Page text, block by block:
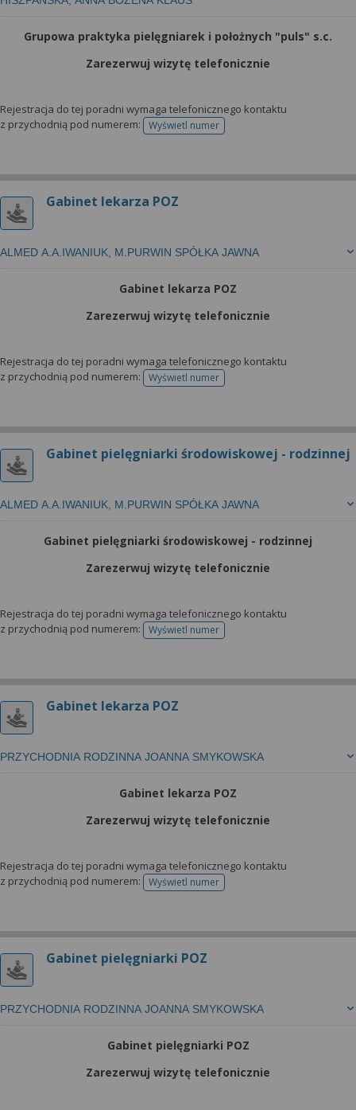
Grupowa praktyka pielęgniarek i położnych "puls" s.c.
Zarezerwuj wizytę telefonicznie
Rejestracja do tej poradni wymaga telefonicznego kontaktu
z przychodnią pod numerem:
Wyświetl numertelefonu do rejestracji
Gabinet lekarza POZ
ALMED A.A.IWANIUK, M.PURWIN SPÓŁKA JAWNA
Gabinet lekarza POZ
Zarezerwuj wizytę telefonicznie
Rejestracja do tej poradni wymaga telefonicznego kontaktu
z przychodnią pod numerem:
Wyświetl numertelefonu do rejestracji
Gabinet pielęgniarki środowiskowej - rodzinnej
ALMED A.A.IWANIUK, M.PURWIN SPÓŁKA JAWNA
Gabinet pielęgniarki środowiskowej - rodzinnej
Zarezerwuj wizytę telefonicznie
Rejestracja do tej poradni wymaga telefonicznego kontaktu
z przychodnią pod numerem:
Wyświetl numertelefonu do rejestracji
Gabinet lekarza POZ
PRZYCHODNIA RODZINNA JOANNA SMYKOWSKA
Gabinet lekarza POZ
Zarezerwuj wizytę telefonicznie
Rejestracja do tej poradni wymaga telefonicznego kontaktu
z przychodnią pod numerem:
Wyświetl numertelefonu do rejestracji
Gabinet pielęgniarki POZ
PRZYCHODNIA RODZINNA JOANNA SMYKOWSKA
Gabinet pielęgniarki POZ
Zarezerwuj wizytę telefonicznie
możesz też wycofać zgodę na przetwarzanie Twoich
danych tylko w niektórych celach. Jeżeli chcesz
dowiedzieć się więcej lub chcesz przeprowadzić
konfigurację szczegółową, to możesz tego dokonać
Więcej informacji na temat wykorzystywania
narzędzi zewnętrznych w naszym serwisie